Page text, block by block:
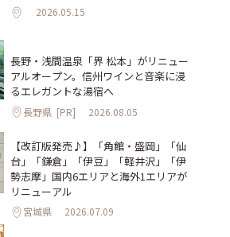
2026.05.15
長野・浅間温泉「界 松本」がリニュー
アルオープン。信州ワインと音楽に浸
るエレガントな湯宿へ
長野県 [PR] 2026.08.05
【改訂版発売♪】「角館・盛岡」「仙
台」「鎌倉」「伊豆」「軽井沢」「伊
勢志摩」国内6エリアと海外1エリアが
リニューアル
宮城県 2026.07.09